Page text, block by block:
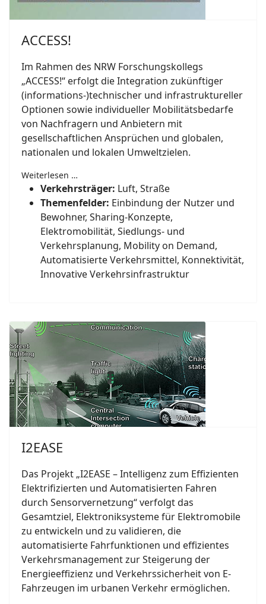
ACCESS!
Im Rahmen des NRW Forschungs­kollegs
„ACCESS!“ erfolgt die Integration zukünftiger
(informations-)​technischer und infra­struktureller
Optionen sowie individueller Mobilitäts­bedarfe
von Nachfragern und Anbietern mit
gesellschaftlichen Ansprüchen und globalen,
nationalen und lokalen Umweltzielen.
Weiterlesen …
Verkehrsträger: Luft, Straße
Themenfelder: Einbindung der Nutzer und
Bewohner, Sharing-Konzepte,
Elektromobilität, Siedlungs- und
Verkehrsplanung, Mobility on Demand,
Automatisierte Verkehrsmittel, Konnektivität,
Innovative Verkehrsinfrastruktur
I2EASE
Das Projekt „I2EASE – Intelligenz zum Effizienten
Elektrifizierten und Automatisierten Fahren
durch Sensorvernetzung“ verfolgt das
Gesamtziel, Elektronik­systeme für Elektro­mobile
zu entwickeln und zu validieren, die
automatisierte Fahr­funktionen und effizientes
Verkehrs­management zur Steigerung der
Energie­effizienz und Verkehrs­sicherheit von E-
Fahrzeugen im urbanen Verkehr ermöglichen.